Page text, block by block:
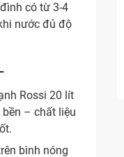
có từ 3-4
nước đủ độ
Rossi 20 lít
– chất liệu
bình nóng